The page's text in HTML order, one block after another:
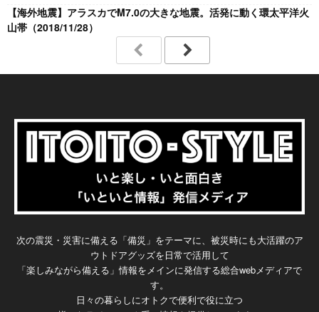
【海外地震】アラスカでM7.0の大きな地震。活発に動く環太平洋火
山帯（2018/11/28）
次の震災・災害に備える「備災」をテーマに、被災時にも大活躍のア
ウトドアグッズを日常で活用して
「楽しみながら備える」情報をメインに発信する総合webメディアで
す。
日々の暮らしにオトクで便利で役に立つ